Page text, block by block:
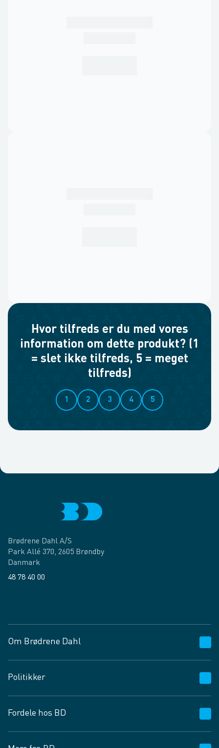
Hvor tilfreds er du med vores
information om dette produkt? (1
= slet ikke tilfreds, 5 = meget
tilfreds)
1 2 3 4 5
Brødrene Dahl A/S
Park Allé 370, 2605 Brøndby
Danmark
48 78 40 00
Om Brødrene Dahl
Vagttelefon 30 10 89 89
Spørgsmål og svar
Job og karriere
Fødevarekontrolrapport
Politikker
Privatlivspolitik
Cookies
Fordele hos BD